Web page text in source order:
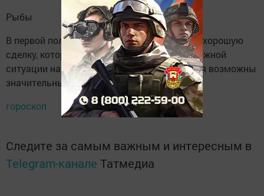
Рыбы
В первой половине дня сможете заключить хорошую
сделку, которая поможет разобраться в сложной
ситуации на работе. Во второй половине дня возможны
значительные денежные поступления.
гороскоп
Следите за самым важным и интересным в
Telegram-канале Татмедиа